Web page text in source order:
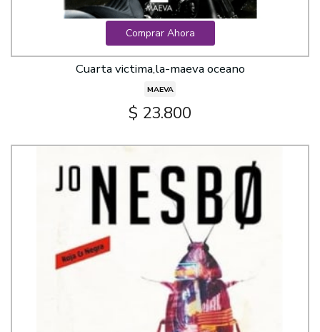
Comprar Ahora
Cuarta victima,la-maeva oceano
MAEVA
$ 23.800